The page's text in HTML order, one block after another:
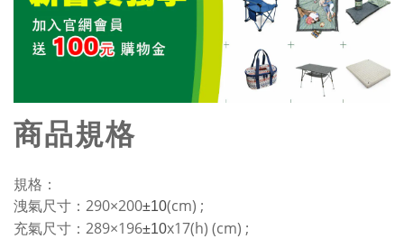
商品規格
規格：
洩氣尺寸：290×200±10(cm) ;
充氣尺寸：289×196±10x17(h) (cm) ;